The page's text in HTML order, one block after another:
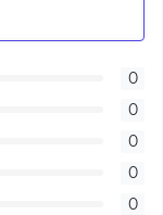
0
0
0
0
0